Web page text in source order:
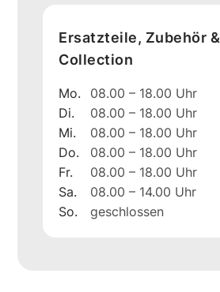
Ersatzteile, Zubehör &
Collection
Mo.
08.00 – 18.00 Uhr
Di.
08.00 – 18.00 Uhr
Mi.
08.00 – 18.00 Uhr
Do.
08.00 – 18.00 Uhr
Fr.
08.00 – 18.00 Uhr
Sa.
08.00 – 14.00 Uhr
So.
geschlossen